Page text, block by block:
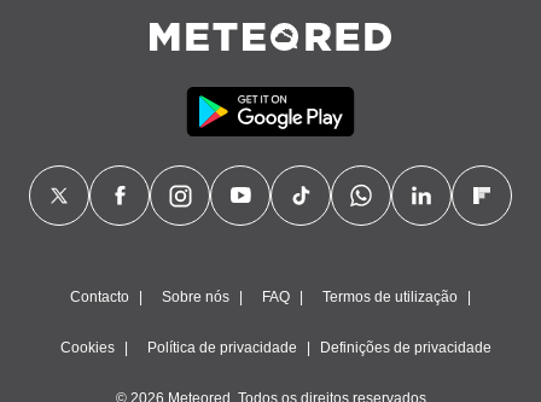
Contacto Sobre nós FAQ Termos de utilização
Cookies Política de privacidade Definições de privacidade
© 2026 Meteored. Todos os direitos reservados